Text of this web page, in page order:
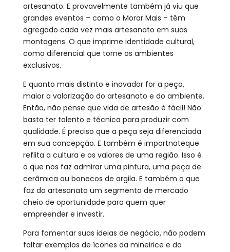
artesanato. E provavelmente também já viu que
grandes eventos – como o Morar Mais – têm
agregado cada vez mais artesanato em suas
montagens. O que imprime identidade cultural,
como diferencial que torne os ambientes
exclusivos.
E quanto mais distinto e inovador for a peça,
maior a valorização do artesanato e do ambiente.
Então, não pense que vida de artesão é fácil! Não
basta ter talento e técnica para produzir com
qualidade. É preciso que a peça seja diferenciada
em sua concepção. E também é importnateque
reflita a cultura e os valores de uma região. Isso é
o que nos faz admirar uma pintura, uma peça de
cerâmica ou bonecos de argila. E também o que
faz do artesanato um segmento de mercado
cheio de oportunidade para quem quer
empreender e investir.
Para fomentar suas ideias de negócio, não podem
faltar exemplos de ícones da mineirice e da